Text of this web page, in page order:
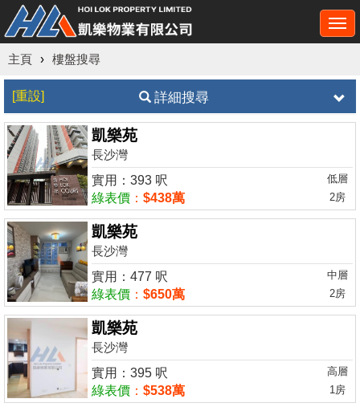
主頁 › 樓盤搜尋
[重設] 詳細搜尋
凱樂苑
長沙灣
低層
2房
實用：393 呎
綠表價 ： $438萬
凱樂苑
長沙灣
中層
2房
實用：477 呎
綠表價 ： $650萬
凱樂苑
長沙灣
高層
1房
實用：395 呎
綠表價 ： $538萬